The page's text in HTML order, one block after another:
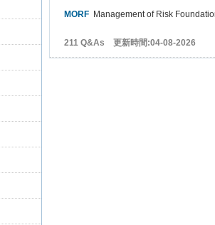
MORF Management of Risk
211 Q&As 更新時間:04-08-2026